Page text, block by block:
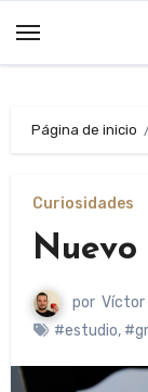
Página de inicio
Curiosidades
Nuevo
por Víctor
#estudio,